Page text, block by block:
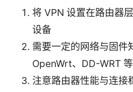
将 VPN 设置在路由器
设备
需要一定的网络与固件
OpenWrt、DD-WRT 等
注意路由器性能与连接